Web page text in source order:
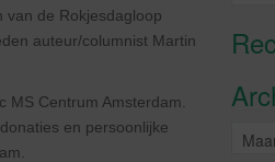
van de Rokjesdagloop
auteur/columnist Martin
Centrum Amsterdam.
en persoonlijke